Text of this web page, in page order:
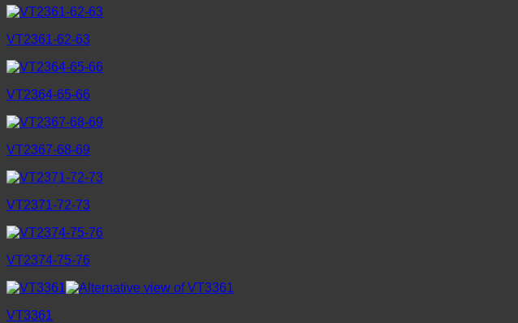
VT2361-62-63
VT2364-65-66
VT2367-68-69
VT2371-72-73
VT2374-75-76
VT3361